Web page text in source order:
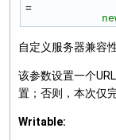
=
自定义服务器兼容
该参数设置一个
置；否则，本次仅
Writable: